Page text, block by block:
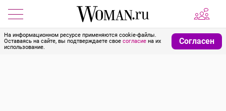
На информационном ресурсе применяются cookie-файлы.
Оставаясь на сайте, вы подтверждаете свое согласие на их
использование.
Согласен